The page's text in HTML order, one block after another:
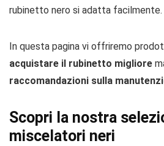
rubinetto nero si adatta facilmente.
In questa pagina vi offriremo
acquistare il rubinetto migliore
raccomandazioni sulla
Scopri la nostra
miscelatori neri